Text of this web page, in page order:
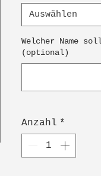
Auswählen
Welcher Name
(optional)
Anzahl *